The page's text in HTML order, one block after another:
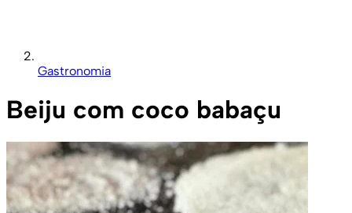
Gastronomia
Beiju com coco babaçu